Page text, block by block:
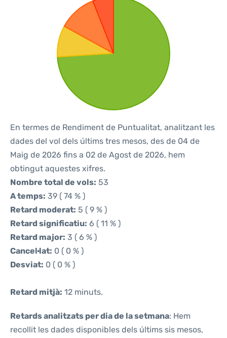
En termes de Rendiment de Puntualitat, analitzant les
dades del vol dels últims tres mesos, des de 04 de
Maig de 2026 fins a 02 de Agost de 2026, hem
obtingut aquestes xifres.
Nombre total de vols: 53
A temps: 39 ( 74 % )
Retard moderat: 5 ( 9 % )
Retard significatiu: 6 ( 11 % )
Retard major: 3 ( 6 % )
Cancel·lat: 0 ( 0 % )
Desviat: 0 ( 0 % )
Retard mitjà: 12 minuts.
Retards analitzats per dia de la setmana: Hem
recollit les dades disponibles dels últims sis mesos,